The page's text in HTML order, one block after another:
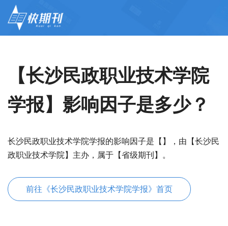
【长沙民政职业技术学院
学报】影响因子是多少？
长沙民政职业技术学院学报的影响因子是【】，由【长沙民
政职业技术学院】主办，属于【省级期刊】。
前往《长沙民政职业技术学院学报》首页